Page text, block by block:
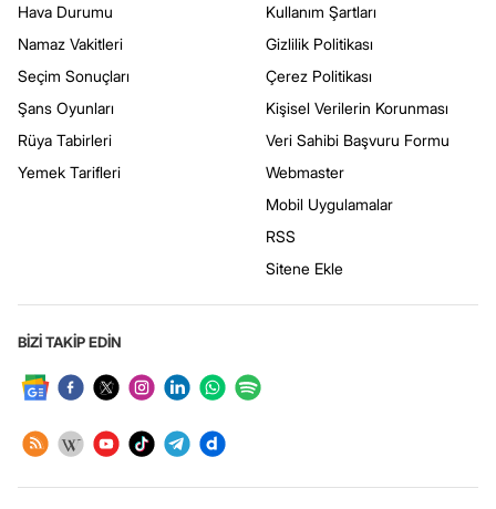
Hava Durumu
Namaz Vakitleri
Seçim Sonuçları
Şans Oyunları
Rüya Tabirleri
Yemek Tarifleri
Kullanım Şartları
Gizlilik Politikası
Çerez Politikası
Kişisel Verilerin Korunması
Veri Sahibi Başvuru Formu
Webmaster
Mobil Uygulamalar
RSS
Sitene Ekle
BİZİ TAKİP EDİN